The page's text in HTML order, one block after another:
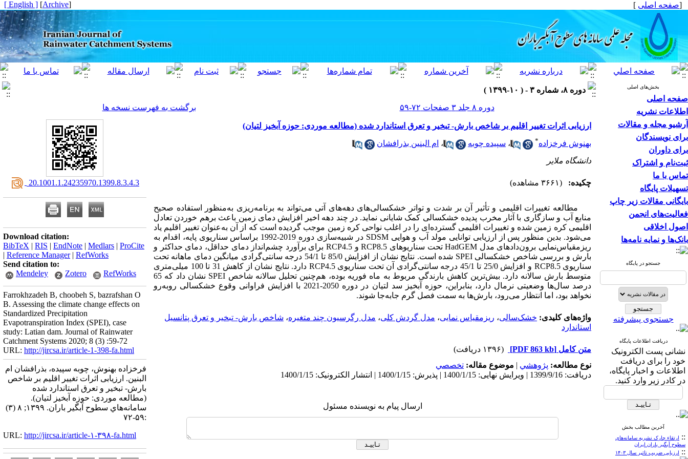
[صفحه اصلی ]
[
Archive
]
[ English ]
بخش‌های اصلی
صفحه اصلی
اطلاعات نشریه
آرشیو مجله و مقالات
برای نویسندگان
برای داوران
ثبت‌نام و اشتراک
تماس با ما
تسهیلات پایگاه
بایگانی مقالات زیر چاپ
فعالیت‌های انجمن
اصول اخلاقی
بانک‌ها و نمایه نامه‌ها
جستجو در پایگاه
جستجوی پیشرفته
دریافت اطلاعات پایگاه
نشانی پست الکترونیک
خود را برای دریافت
اطلاعات و اخبار پایگاه،
در کادر زیر وارد کنید.
آخرین مطالب بخش
:: ارتقاء چارک نشریه سامانه‌های
سطوح آبگیر باران ایران
:: ارزیابی ضریب تاثیر سال ۱۴۰۳
دوره ۸، شماره ۳ - ( ۱۰-۱۳۹۹ )
دوره ۸ جلد ۳ صفحات ۷۲-۵۹
برگشت به فهرست نسخه ها
ارزیابی اثرات تغییر اقلیم بر شاخص بارش- تبخیر و تعرق استاندارد شده (مطالعه موردی: حوزه آبخیز لتیان)
بهنوش فرخزاده* ، سپیده چوبه ، ام البنین بذرافشان
دانشگاه ملایر
چکیده: (۳۶۶۱ مشاهده)
مطالعه تغییرات اقلیمی و تأثیر آن بر شدت و تواتر خشکسالی‌های دهه‌های آتی می‌تواند به برنامه‌ریزی به‌منظور استفاده صحیح
منابع آب و سازگاری با آثار مخرب پدیده خشکسالی کمک شایانی نماید. در چند دهه اخیر افزایش دمای زمین باعث بر‌هم خوردن تعادل
اقلیمی کره زمین شده و تغییرات اقلیمی گسترده‌ای را در اغلب نواحی کره زمین موجب گردیده است که از آن به‌عنوان تغییر اقلیم یاد
می‌شود. بدین منظور پس از ارزیابی توانایی مولد آب و هواییSDSM
در شبیه‌سازی دوره 2019-1992 براساس سناریوی پایه، اقدام به
ریزمقیاس‌نمایی برون‌دادهای مدل HadGEMتحت سناریوهای RCP8.5و RCP4.5 برای برآورد چشم‌انداز دمای حداقل، دمای حداکثر و
بارش و بررسی شاخص خشکسالیSPEI
شده است. نتایج نشان از افزایش 85/0 تا 54/1 درجه سانتی‌گرادی میانگین دمای ماهانه تحت
سناریویRCP8.5 و افزایش 25/0 تا 45/1 درجه سانتی‌گرادی آن تحت سناریوی RCP4.5
دارد. نتایج نشان از کاهش 31 تا 100 میلی‌متری
متوسط بارش سالانه دارد. بیش‌ترین کاهش بارندگی مربوط به ماه‌ فوریه بوده، هم‌چنین تحلیل سالانه شاخص SPEI
نشان داد که 65
درصد سال‌ها وضعیتی نرمال دارد، بنابراین، حوزه آبخیز سد لتیان در دوره 2050-2021 با افزایش فراوانی وقوع خشکسالی روبه‌رو
نخواهد بود، اما انتظار می‌رود، بارش‌ها به سمت فصل گرم جابه‌جا شوند.
واژه‌های کلیدی: خشک‌سالی، ریزمقیاس نمایی، مدل گردش کلی، مدل رگرسیون چند متغیره، شاخص بارش- تبخیر و تعرق پتانسیل
استاندارد
متن کامل [PDF 863 kb]
(۱۳۹۶ دریافت)
نوع مطالعه: پژوهشي | موضوع مقاله: تخصصي
دریافت: 1399/9/16 | ویرایش نهایی: 1400/1/15 | پذیرش: 1400/1/15 | انتشار الکترونیک: 1400/1/15
ارسال پیام به نویسنده مسئول
‎ 20.1001.1.24235970.1399.8.3.4.3
Download citation:
BibTeX | RIS | EndNote | Medlars | ProCite
| Reference Manager| RefWorks
Send citation to:
Mendeley
Zotero RefWorks
Farrokhzadeh B, choobeh S, bazrafshan O
B. Assessing the climate change effects on
Standardized Precipitation
Evapotranspiration Index (SPEI), case
study: Latian dam. Journal of Rainwater
Catchment Systems 2020; 8 (3) :59-72
URL: http://jircsa.ir/article-1-398-fa.html
فرخزاده بهنوش، چوبه سپیده، بذرافشان ام
البنین. ارزیابی اثرات تغییر اقلیم بر شاخص
بارش- تبخیر و تعرق استاندارد شده
(مطالعه موردی: حوزه آبخیز لتیان).
سامانه‌هاي سطوح آبگير باران. ۱۳۹۹; ۸ (۳)
:۵۹-۷۲
URL: http://jircsa.ir/article-۱-۳۹۸-fa.html